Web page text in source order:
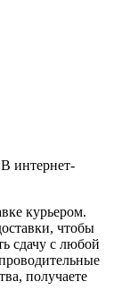
интернет-
курьером.
чтобы
сдачу с любой
получаете